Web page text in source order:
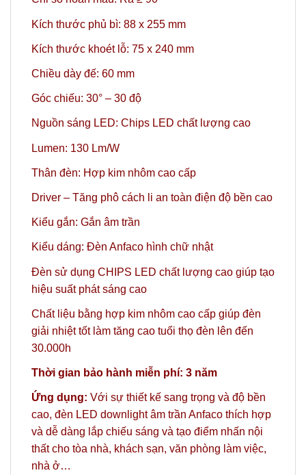
Kích thước phủ bì: 88 x 255 mm
Kích thước khoét lỗ: 75 x 240 mm
Chiều dày đế: 60 mm
Góc chiếu: 30° – 30 độ
Nguồn sáng LED: Chips LED chất lượng cao
Lumen: 130 Lm/W
Thân đèn: Hợp kim nhôm cao cấp
Driver – Tăng phô cách li an toàn điện độ bền cao
Kiểu gắn: Gắn âm trần
Kiểu dáng: Đèn Anfaco hình chữ nhật
Đèn sử dụng CHIPS LED chất lượng cao giúp tạo
hiệu suất phát sáng cao
Chất liệu bằng hợp kim nhôm cao cấp giúp đèn
giải nhiệt tốt làm tăng cao tuổi thọ đèn lên đến
30.000h
Thời gian bảo hành miễn phí: 3 năm
Ứng dụng: Với sự thiết kế sang trọng và độ bền
cao, đèn LED downlight âm trần Anfaco thích hợp
và dễ dàng lắp chiếu sáng và tạo điểm nhấn nội
thất cho tòa nhà, khách sạn, văn phòng làm việc,
nhà ở…